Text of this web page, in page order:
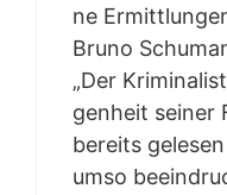
ne
Bru­no
„Der
gen­heit sei­ner
bereits
umso